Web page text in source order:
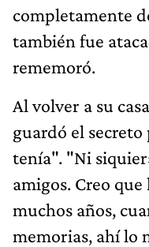
completamente
también fue
rememoró.
Al volver a su
guardó el
tenía". "Ni
amigos. Creo
muchos años,
memorias, ahí lo